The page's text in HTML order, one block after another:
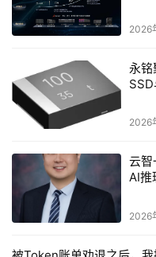
2026
永铭
2026
云智
AI推
2026